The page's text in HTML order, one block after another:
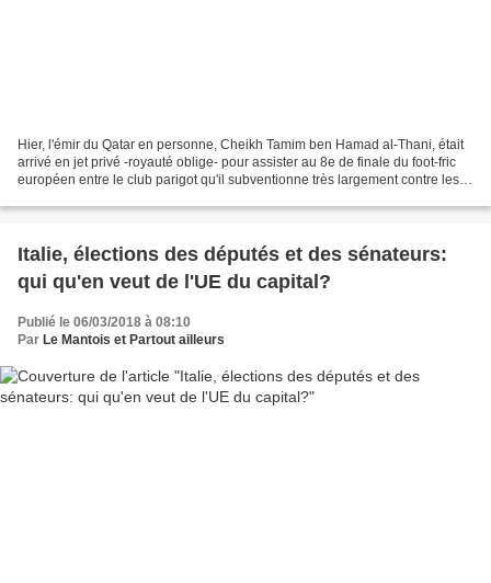
Hier, l'émir du Qatar en personne, Cheikh Tamim ben Hamad al-Thani, était
arrivé en jet privé -royauté oblige- pour assister au 8e de finale du foot-fric
européen entre le club parigot qu'il subventionne très largement contre les
Italie, élections des députés et des sénateurs:
qui qu'en veut de l'UE du capital?
Publié le 06/03/2018 à 08:10
Par Le Mantois et Partout ailleurs